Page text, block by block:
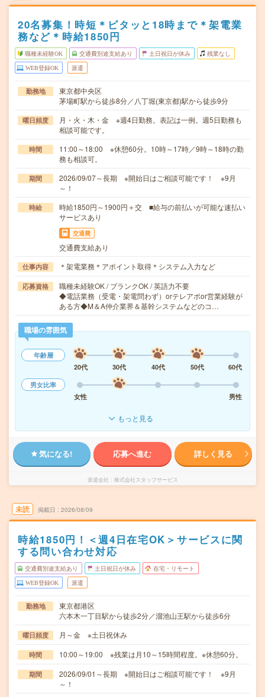
20名募集！時短＊ピタッと18時まで＊架電業
務など＊時給1850円
職種未経験OK 交通費別途支給あり 土日祝日が休み 残業なし
WEB登録OK 派遣
勤務地
東京都中央区
茅場町駅から徒歩8分／八丁堀(東京都)駅から徒歩9分
曜日頻度
月・火・木・金 ※週4日勤務。表記は一例。週5日勤務も
相談可能です。
時間
11:00～18:00 ※休憩60分。10時～17時／9時～18時の勤
務も相談可。
期間
2026/09/07～長期 ※開始日はご相談可能です！ ※9月
～！
時給
時給1850円～1900円＋交 ■給与の前払いが可能な速払い
サービスあり
交通費
交通費支給あり
仕事内容 ＊架電業務＊アポイント取得＊システム入力など
応募資格
職種未経験OK / ブランクOK / 英語力不要
◆電話業務（受電・架電問わず）orテレアポor営業経験が
ある方◆M＆A仲介業界＆基幹システムなどのコ…
職場の雰囲気
年齢層
20代
30代 40代 50代
60代
男女比率
女性
男性
もっと見る
気になる! 応募へ進む 詳しく見る
派遣会社 株式会社スタッフサービス
未読 掲載日 2026/08/09
時給1850円！＜週4日在宅OK＞サービスに関
する問い合わせ対応
交通費別途支給あり 土日祝日が休み 在宅・リモート
WEB登録OK 派遣
勤務地
東京都港区
六本木一丁目駅から徒歩2分／溜池山王駅から徒歩6分
曜日頻度 月～金 ※土日祝休み
時間 10:00～19:00 ※残業は月10～15時間程度。※休憩60分。
期間
2026/09/01～長期 ※開始日はご相談可能です！ ※9月
～！